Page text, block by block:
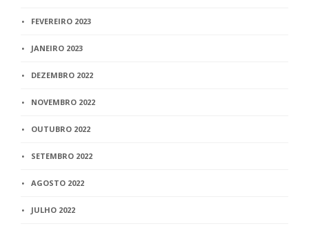
FEVEREIRO 2023
JANEIRO 2023
DEZEMBRO 2022
NOVEMBRO 2022
OUTUBRO 2022
SETEMBRO 2022
AGOSTO 2022
JULHO 2022